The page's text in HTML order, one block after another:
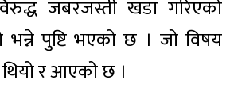
जबरजस्ती खडा गरिएको
पुष्टि भएको छ । जो विषय
र आएको छ ।